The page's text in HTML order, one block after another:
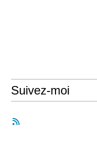
Suivez-moi